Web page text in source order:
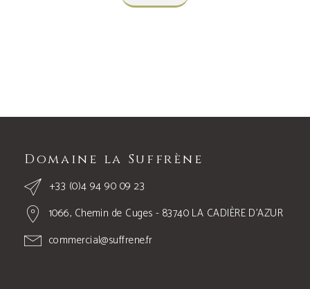
Domaine la Suffrène
+33 (0)4 94 90 09 23
1066, Chemin de Cuges - 83740 LA CADIÈRE D’AZUR
commercial@suffrene.fr